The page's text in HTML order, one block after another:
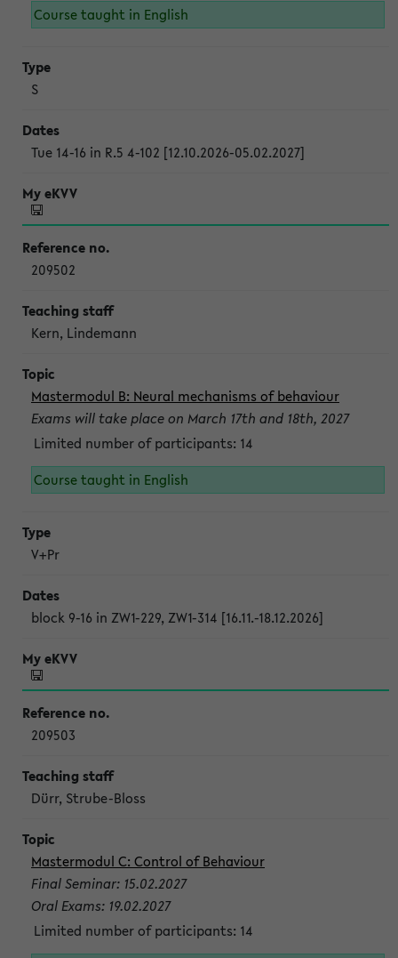
Course taught in English
S
Tue 14-16 in R.5 4-102 [12.10.2026-05.02.2027]
209502
Kern, Lindemann
Mastermodul B: Neural mechanisms of behaviour
Exams will take place on March 17th and 18th, 2027
Limited number of participants: 14
Course taught in English
V+Pr
block 9-16 in ZW1-229, ZW1-314 [16.11.-18.12.2026]
209503
Dürr, Strube-Bloss
Mastermodul C: Control of Behaviour
Final Seminar: 15.02.2027
Oral Exams: 19.02.2027
Limited number of participants: 14